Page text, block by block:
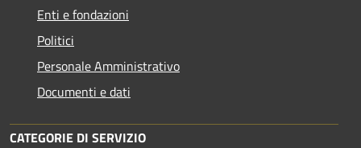
Enti e fondazioni
Politici
Personale Amministrativo
Documenti e dati
CATEGORIE DI SERVIZIO